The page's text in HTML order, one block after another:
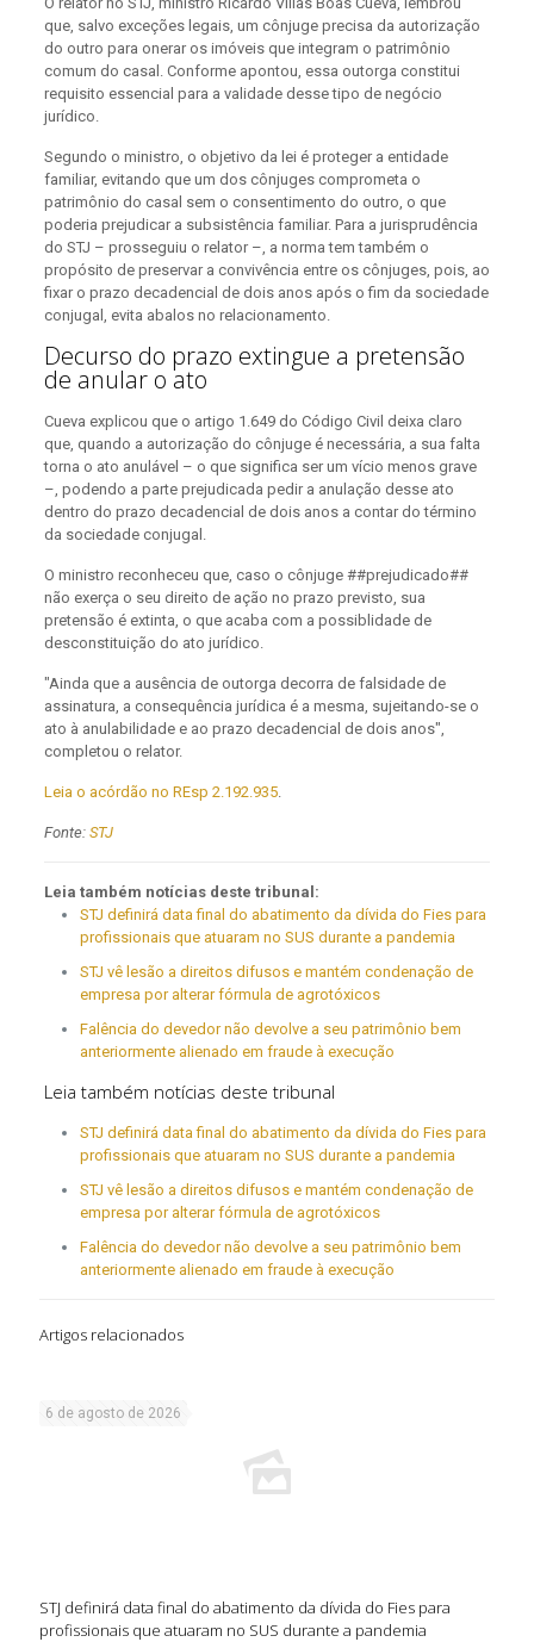
que, salvo exceções legais, um cônjuge precisa da autorização
do outro para onerar os imóveis que integram o patrimônio
comum do casal. Conforme apontou, essa outorga constitui
requisito essencial para a validade desse tipo de negócio
jurídico.
Segundo o ministro, o objetivo da lei é proteger a entidade
familiar, evitando que um dos cônjuges comprometa o
patrimônio do casal sem o consentimento do outro, o que
poderia prejudicar a subsistência familiar. Para a jurisprudência
do STJ – prosseguiu o relator –, a norma tem também o
propósito de preservar a convivência entre os cônjuges, pois, ao
fixar o prazo decadencial de dois anos após o fim da sociedade
conjugal, evita abalos no relacionamento.
Decurso do prazo extingue a pretensão
de anular o ato
Cueva explicou que o artigo 1.649 do Código Civil deixa claro
que, quando a autorização do cônjuge é necessária, a sua falta
torna o ato anulável – o que significa ser um vício menos grave
–, podendo a parte prejudicada pedir a anulação desse ato
dentro do prazo decadencial de dois anos a contar do término
da sociedade conjugal.
O ministro reconheceu que, caso o cônjuge ##prejudicado##
não exerça o seu direito de ação no prazo previsto, sua
pretensão é extinta, o que acaba com a possiblidade de
desconstituição do ato jurídico.
"Ainda que a ausência de outorga decorra de falsidade de
assinatura, a consequência jurídica é a mesma, sujeitando-se o
ato à anulabilidade e ao prazo decadencial de dois anos",
completou o relator.
Leia o acórdão no REsp 2.192.935.
Fonte: STJ
Leia também notícias deste tribunal:
STJ definirá data final do abatimento da dívida do Fies para
profissionais que atuaram no SUS durante a pandemia
STJ vê lesão a direitos difusos e mantém condenação de
empresa por alterar fórmula de agrotóxicos
Falência do devedor não devolve a seu patrimônio bem
anteriormente alienado em fraude à execução
Leia também notícias deste tribunal
STJ definirá data final do abatimento da dívida do Fies para
profissionais que atuaram no SUS durante a pandemia
STJ vê lesão a direitos difusos e mantém condenação de
empresa por alterar fórmula de agrotóxicos
Falência do devedor não devolve a seu patrimônio bem
anteriormente alienado em fraude à execução
Artigos relacionados
6 de agosto de 2026
STJ definirá data final do abatimento da dívida do Fies para
profissionais que atuaram no SUS durante a pandemia